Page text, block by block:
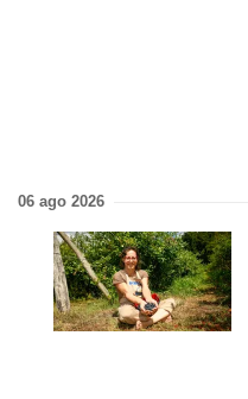
06 ago 2026